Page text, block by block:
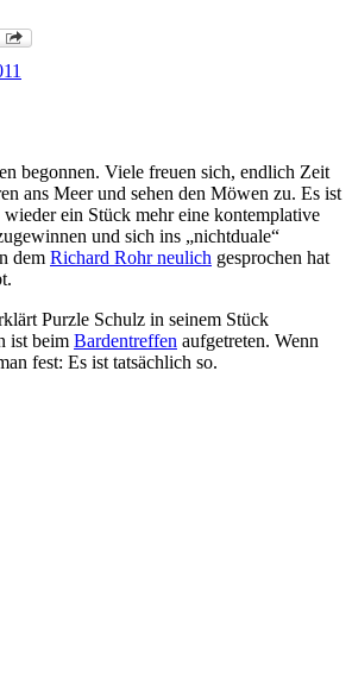
begonnen. Viele freuen sich, endlich Zeit
ans Meer und sehen den Möwen zu. Es ist
ein Stück mehr eine kontemplative
und sich ins „nichtduale“
dem Richard Rohr neulich gesprochen hat
Purzle Schulz in seinem Stück
ist beim Bardentreffen aufgetreten. Wenn
fest: Es ist tatsächlich so.